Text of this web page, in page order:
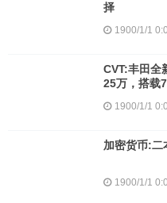
择
1900/1/1
CVT:丰田全
25万，搭载
1900/1/1
加密货币:二
1900/1/1